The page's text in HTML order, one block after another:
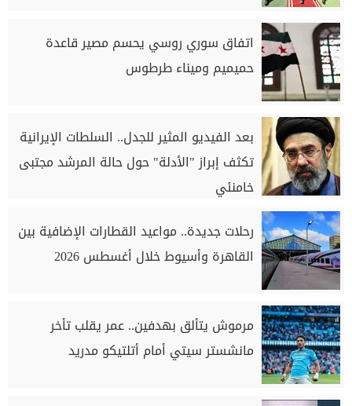
اتفاق سوري روسي يحسم مصير قاعدة
حميميم وميناء طرطوس
بعد الفيديو المثير للجدل.. السلطات الإيرانية
تكثف إبراز "الأدلة" حول حالة المرشد مجتبى
خامنئي
رحلات جديدة.. مواعيد القطارات الإضافية بين
القاهرة وأسيوط خلال أغسطس 2026
مرموش يتألق بهدفين.. عمر يقلب تأخر
مانشستر سيتي أمام أتلتيكو مدريد